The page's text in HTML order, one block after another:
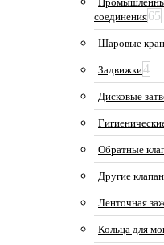
соединения65
Шаровые
Задвижки4
Дисковые
Обратные
Другие
Ленточная
Кольца для